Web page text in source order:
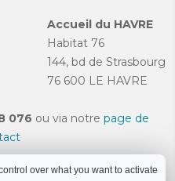
Accueil du HAVRE
Habitat 76
144, bd de Strasbourg
76 600 LE HAVRE
076 ou via notre page de
over what you want to activate